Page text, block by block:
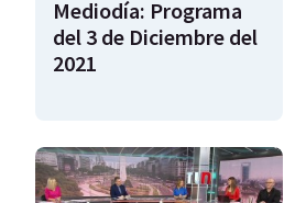
Mediodía: Programa
del 3 de Diciembre del
2021